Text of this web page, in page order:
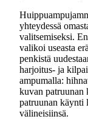
yhteydessä
valitsemiseksi.
valikoi useasta
penkistä
harjoitus- ja
ampumalla:
kuvan patruunan
patruunan käynti
välineisiinsä.